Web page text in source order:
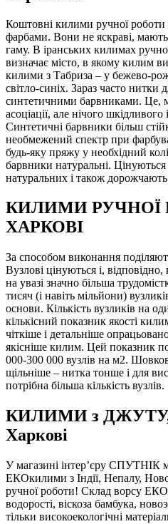
Коштовні килими ручної
фарбами. Вони не яскраві,
гаму. В іранських килимах
визначає місто, в якому килим
килими з Табриза – у бежево-
світло-синіх. Зараз часто нитки
синтетичними барвниками. Це,
асоціації, але нічого
Синтетичні барвники більш
необмежений спектр при
будь-яку пряжу у необхідний
барвники натуральні.
натуральних і також
КИЛИМИ РУЧНОЇ
ХАРКОВІ
За способом виконання
Вузлові цінуються і,
на увазі значно більша
тисяч (і навіть мільйони)
основи. Кількість вузликів на
кількісний показник якості
чіткіше і детальніше
якісніше килим. Цей показник
000-300 000 вузлів на м2.
щільніше – нитка тонше і для
потрібна більша кількість вузлів.
КИЛИМИ з
Харкові
У магазині інтер’єру СПУТНІК
ЕКОкилими з Індії, Непалу,
ручної роботи! Склад ворсу
водорості, віскоза бамбука,
тільки високоекологічні